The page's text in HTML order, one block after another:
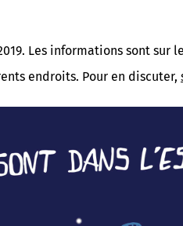
Les informations sont sur
endroits. Pour en discuter,